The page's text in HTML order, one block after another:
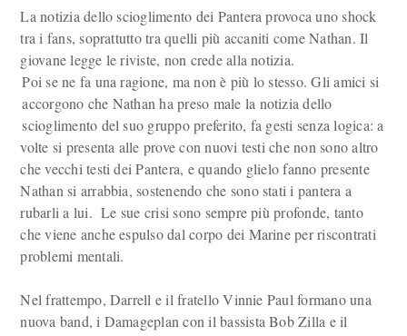
La notizia dello scioglimento dei Pantera provoca uno shock
tra i fans, soprattutto tra quelli più accaniti come Nathan. Il
giovane legge le riviste, non crede alla notizia.
Poi se ne fa una ragione, ma non è più lo stesso. Gli amici si
accorgono che Nathan ha preso male la notizia dello
scioglimento del suo gruppo preferito, fa gesti senza logica: a
volte si presenta alle prove con nuovi testi che non sono altro
che vecchi testi dei Pantera, e quando glielo fanno presente
Nathan si arrabbia, sostenendo che sono stati i pantera a
rubarli a lui. Le sue crisi sono sempre più profonde, tanto
che viene anche espulso dal corpo dei Marine per riscontrati
problemi mentali.
Nel frattempo, Darrell e il fratello Vinnie Paul formano una
nuova band, i Damageplan con il bassista Bob Zilla e il